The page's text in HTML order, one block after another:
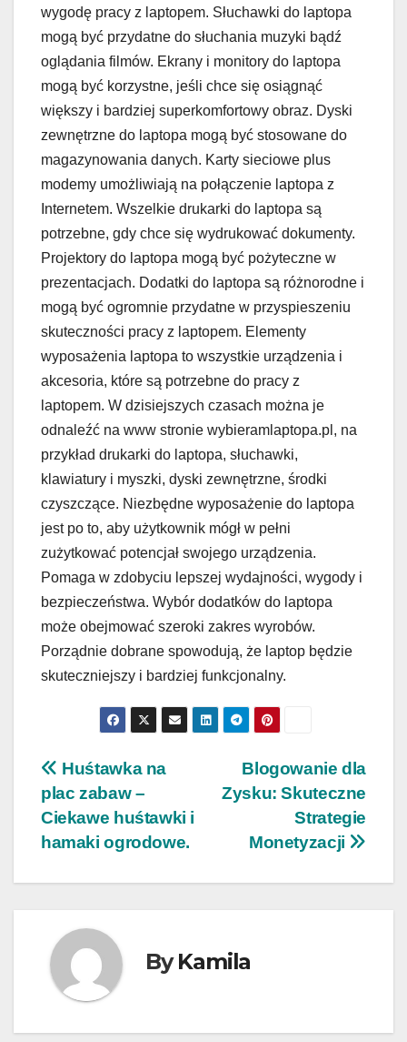
wygodę pracy z laptopem. Słuchawki do laptopa
mogą być przydatne do słuchania muzyki bądź
oglądania filmów. Ekrany i monitory do laptopa
mogą być korzystne, jeśli chce się osiągnąć
większy i bardziej superkomfortowy obraz. Dyski
zewnętrzne do laptopa mogą być stosowane do
magazynowania danych. Karty sieciowe plus
modemy umożliwiają na połączenie laptopa z
Internetem. Wszelkie drukarki do laptopa są
potrzebne, gdy chce się wydrukować dokumenty.
Projektory do laptopa mogą być pożyteczne w
prezentacjach. Dodatki do laptopa są różnorodne i
mogą być ogromnie przydatne w przyspieszeniu
skuteczności pracy z laptopem. Elementy
wyposażenia laptopa to wszystkie urządzenia i
akcesoria, które są potrzebne do pracy z
laptopem. W dzisiejszych czasach można je
odnaleźć na www stronie wybieramlaptopa.pl, na
przykład drukarki do laptopa, słuchawki,
klawiatury i myszki, dyski zewnętrzne, środki
czyszczące. Niezbędne wyposażenie do laptopa
jest po to, aby użytkownik mógł w pełni
zużytkować potencjał swojego urządzenia.
Pomaga w zdobyciu lepszej wydajności, wygody i
bezpieczeństwa. Wybór dodatków do laptopa
może obejmować szeroki zakres wyrobów.
Porządnie dobrane spowodują, że laptop będzie
skuteczniejszy i bardziej funkcjonalny.
Nawigacja
wpisu
Blogowanie dla
Zysku: Skuteczne
Strategie
Monetyzacji
Huśtawka na
plac zabaw –
Ciekawe huśtawki i
hamaki ogrodowe.
ByKamila